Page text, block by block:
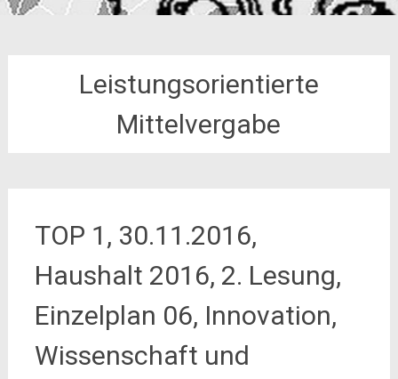
Leistungsorientierte
Mittelvergabe
TOP 1, 30.11.2016,
Haushalt 2016, 2. Lesung,
Einzelplan 06, Innovation,
Wissenschaft und